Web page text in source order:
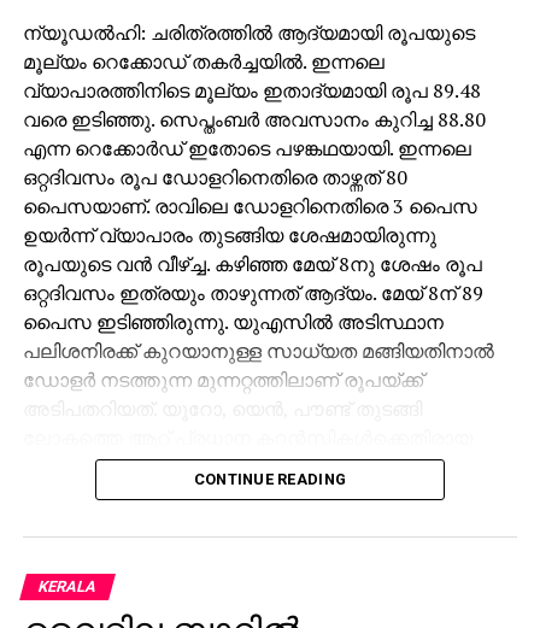
ന്യൂഡല്‍ഹി: ചരിത്രത്തില്‍ ആദ്യമായി രൂപയുടെ
മൂല്യം റെക്കോഡ് തകര്‍ച്ചയില്‍. ഇന്നലെ
വ്യാപാരത്തിനിടെ മൂല്യം ഇതാദ്യമായി രൂപ 89.48
വരെ ഇടിഞ്ഞു. സെപ്തംബര്‍ അവസാനം കുറിച്ച 88.80
എന്ന റെക്കോര്‍ഡ് ഇതോടെ പഴങ്കഥയായി. ഇന്നലെ
ഒറ്റദിവസം രൂപ ഡോളറിനെതിരെ താഴ്ന്നത് 80
പൈസയാണ്. രാവിലെ ഡോളറിനെതിരെ 3 പൈസ
ഉയര്‍ന്ന് വ്യാപാരം തുടങ്ങിയ ശേഷമായിരുന്നു
രൂപയുടെ വന്‍ വീഴ്ച്ച. കഴിഞ്ഞ മേയ് 8നു ശേഷം രൂപ
ഒറ്റദിവസം ഇത്രയും താഴുന്നത് ആദ്യം. മേയ് 8ന് 89
പൈസ ഇടിഞ്ഞിരുന്നു. യുഎസില്‍ അടിസ്ഥാന
പലിശനിരക്ക് കുറയാനുള്ള സാധ്യത മങ്ങിയതിനാല്‍
ഡോളര്‍ നടത്തുന്ന മുന്നറ്റത്തിലാണ് രൂപയ്ക്ക്
യു.എസ് ഡോളര്‍ ഇന്‍ഡക്‌സ് ഏതാനും ദിവസങ്ങള്‍ക്ക്
മുമ്പുവരെ 98ല്‍ ആയിരുന്നത് ഇപ്പോള്‍ 100ന്
പലിശനിരക്ക് കുറയ്ക്കാന്‍ സാധ്യത ഇല്ല. ഇന്ത്യന്‍
ഓഹരി വിപണികള്‍ നേരിട്ട തളര്‍ച്ചയും വിദേശ
CONTINUE READING
KERALA